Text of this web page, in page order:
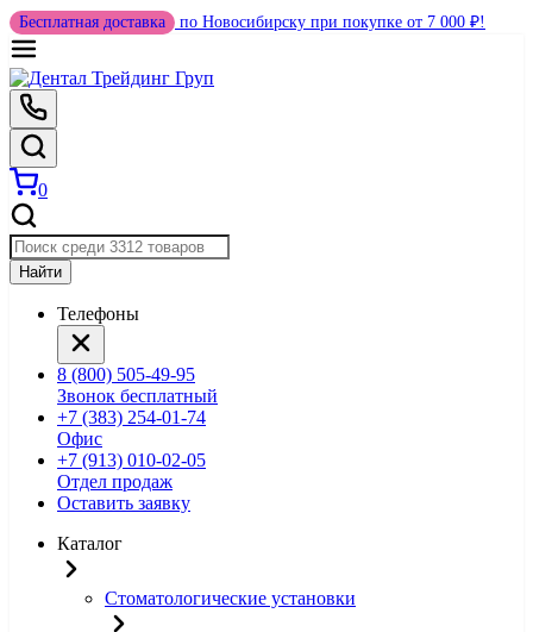
Бесплатная доставка по Новосибирску при покупке от 7 000 ₽!
0
Найти
Телефоны
8 (800) 505-49-95
Звонок бесплатный
+7 (383) 254-01-74
Офис
+7 (913) 010-02-05
Отдел продаж
Оставить заявку
Каталог
Стоматологические установки